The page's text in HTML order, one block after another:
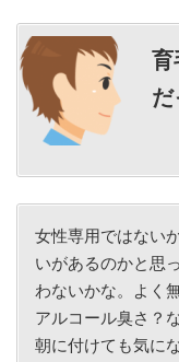
育
だ
女性専用ではない
いがあるのかと思
わないかな。よく
アルコール臭さ？
朝に付けても気に